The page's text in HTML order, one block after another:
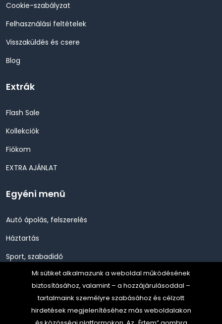
Cookie-szabályzat
Felhasználási feltételek
Visszaküldés és csere
Blog
Extrák
Flash Sale
Kollekciók
Fiókom
EXTRA AJÁNLAT
Egyéni menü
Autó ápolás, felszerelés
Háztartás
Sport, szabadidő
Szépség, Egészség, Higénia
Szerszám, Barkácsolás
Telefon, Okos eszköz, GPS
Mi sütiket alkalmazunk a weboldal működésének
biztosításához, valamint – a hozzájárulásoddal –
tartalmaink személyre szabásához és célzott
hirdetések megjelenítéséhez más weboldalakon